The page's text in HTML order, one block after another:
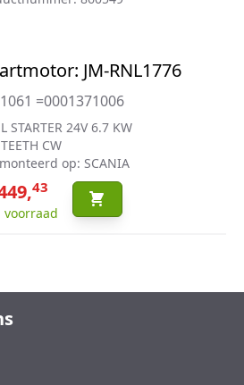
JM-RNL1776
=0001371006
STARTER 24V 6.7 KW
CW
op: SCANIA
43
voorraad